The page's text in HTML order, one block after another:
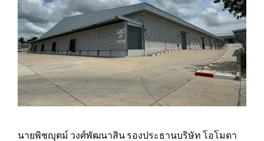
นายพิชญุตม์ วงศ์พัฒนาสิน รองประธานบริษัท โอโมดา